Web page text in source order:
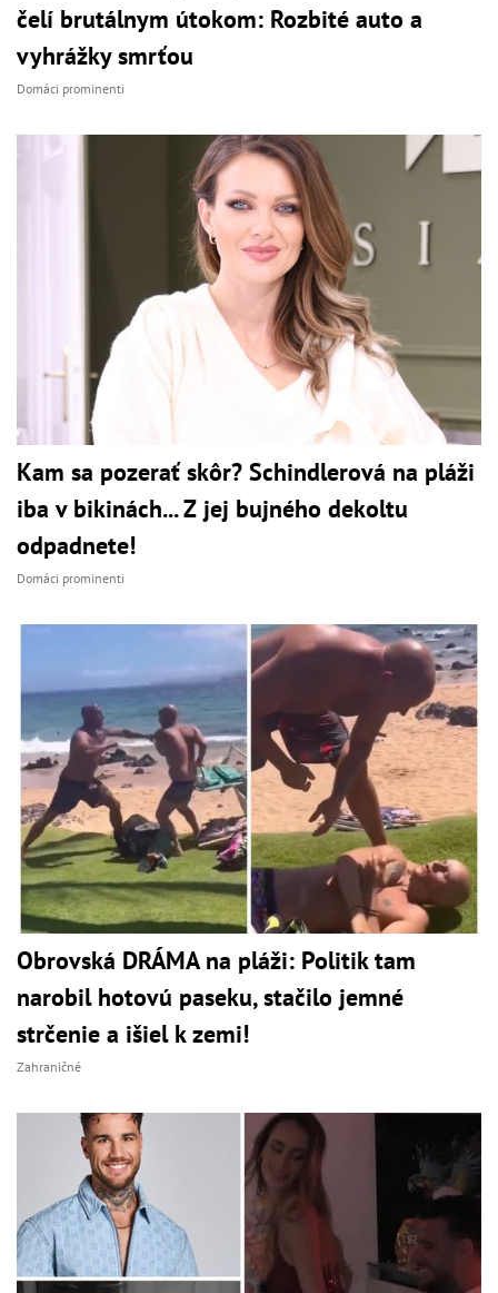
čelí brutálnym útokom: Rozbité auto a
vyhrážky smrťou
Domáci prominenti
Kam sa pozerať skôr? Schindlerová na pláži
iba v bikinách... Z jej bujného dekoltu
odpadnete!
Domáci prominenti
Obrovská DRÁMA na pláži: Politik tam
narobil hotovú paseku, stačilo jemné
strčenie a išiel k zemi!
Zahraničné